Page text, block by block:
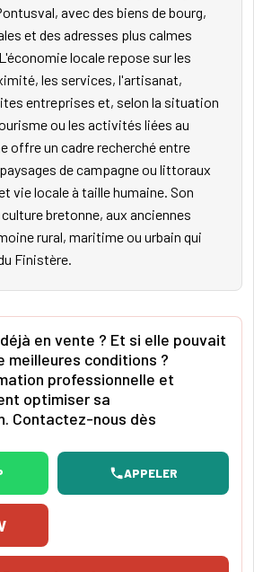
avec des biens de bourg,
et des adresses plus calmes
locale repose sur les
les services, l'artisanat,
entreprises et, selon la situation
ou les activités liées au
offre un cadre recherché entre
de campagne ou littoraux
vie locale à taille humaine. Son
bretonne, aux anciennes
rural, maritime ou urbain qui
Finistère.
en vente ? Et si elle pouvait
meilleures conditions ?
professionnelle et
optimiser sa
Contactez-nous dès
APPELER